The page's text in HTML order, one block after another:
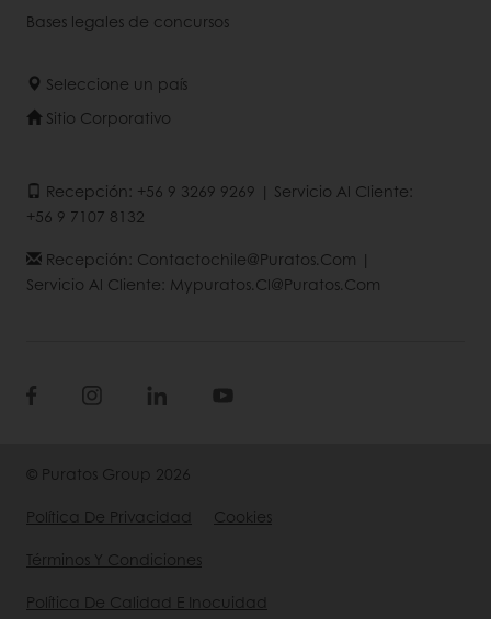
Bases legales de concursos
Seleccione un país
Sitio Corporativo
Recepción: +56 9 3269 9269 | Servicio Al Cliente:
+56 9 7107 8132
Recepción: Contactochile@puratos.com |
Servicio Al Cliente: Mypuratos.cl@puratos.com
© Puratos Group 2026
Política De Privacidad
Cookies
Términos Y Condiciones
Política De Calidad E Inocuidad